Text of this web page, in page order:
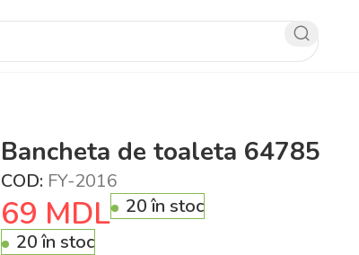
Bancheta de toaleta 64785
COD: FY-2016
69 MDL
20 în stoc
20 în stoc